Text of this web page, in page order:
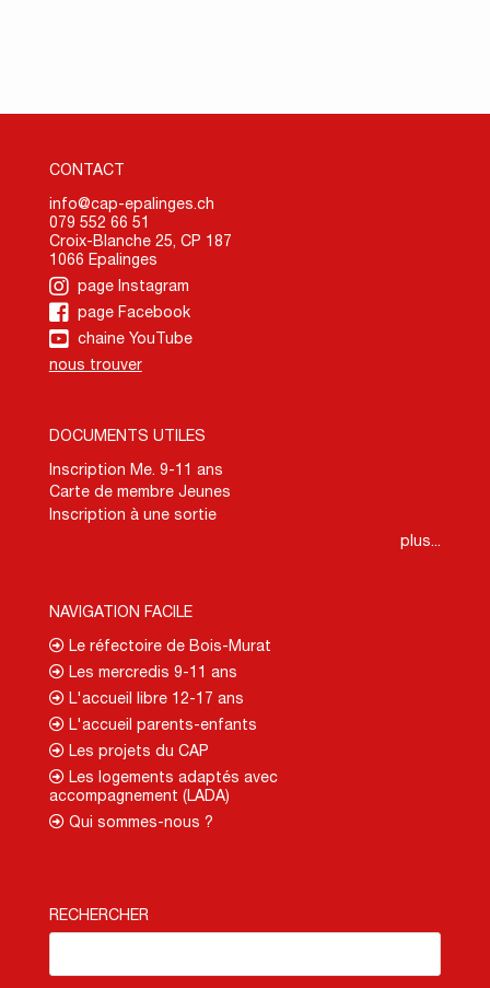
CONTACT
info@cap-epalinges.ch
079 552 66 51
Croix-Blanche 25, CP 187
1066 Epalinges
page Instagram
page Facebook
chaine YouTube
nous trouver
DOCUMENTS UTILES
Inscription Me. 9-11 ans
Carte de membre Jeunes
Inscription à une sortie
plus...
NAVIGATION FACILE
Le réfectoire de Bois-Murat
Les mercredis 9-11 ans
L'accueil libre 12-17 ans
L'accueil parents-enfants
Les projets du CAP
Les logements adaptés avec
accompagnement (LADA)
Qui sommes-nous ?
RECHERCHER